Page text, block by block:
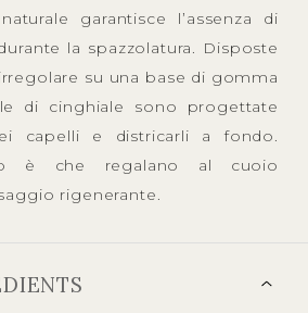
garantisce l’assenza di
la spazzolatura. Disposte
su una base di gomma
di cinghiale sono progettate
capelli e districarli a fondo.
è che regalano al cuoio
rigenerante.